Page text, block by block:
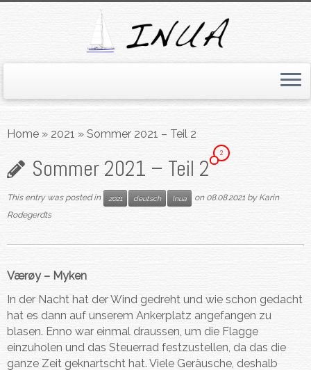
toHome » 2021 » Sommer 2021 – Teil 2
Sommer 2021 – Teil 2
2
This entry was posted in 2021 deutsch Inua on 08.08.2021 by Karin
Rodegerdts
Værøy – Myken
In der Nacht hat der Wind gedreht und wie schon gedacht
hat es dann auf unserem Ankerplatz angefangen zu
blasen. Enno war einmal draussen, um die Flagge
einzuholen und das Steuerrad festzustellen, da das die
ganze Zeit geknartscht hat. Viele Geräusche, deshalb